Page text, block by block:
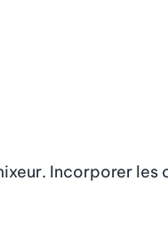
Incorporer les